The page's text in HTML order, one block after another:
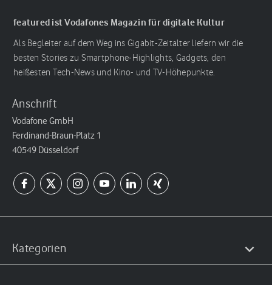
featured ist Vodafones Magazin für digitale Kultur
Als Begleiter auf dem Weg ins Gigabit-Zeitalter liefern wir die
besten Stories zu Smartphone-Highlights, Gadgets, den
heißesten Tech-News und Kino- und TV-Höhepunkte.
Anschrift
Vodafone GmbH
Ferdinand-Braun-Platz 1
40549 Düsseldorf
Kategorien